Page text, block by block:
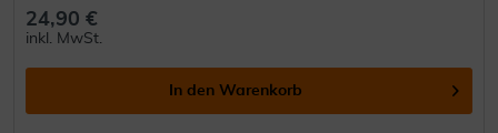
24,90 €
inkl. MwSt.
In den Warenkorb